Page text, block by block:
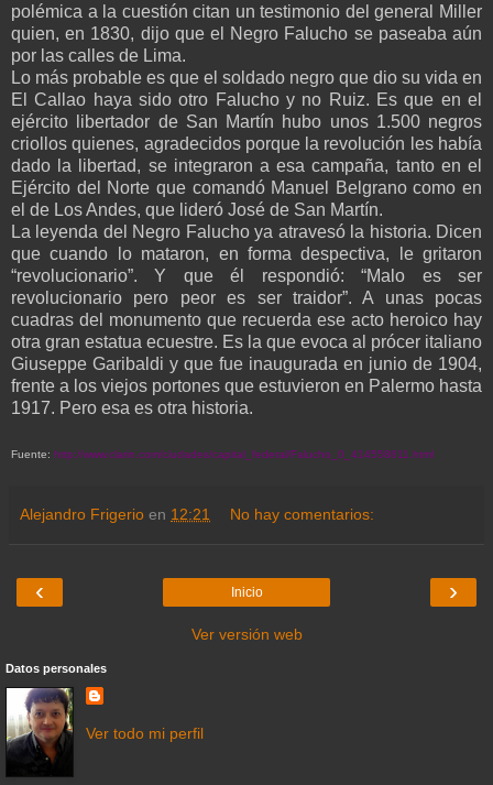
polémica a la cuestión citan un testimonio del general Miller
quien, en 1830, dijo que el Negro Falucho se paseaba aún
por las calles de Lima.
Lo más probable es que el soldado negro que dio su vida en
El Callao haya sido otro Falucho y no Ruiz. Es que en el
ejército libertador de San Martín hubo unos 1.500 negros
criollos quienes, agradecidos porque la revolución les había
dado la libertad, se integraron a esa campaña, tanto en el
Ejército del Norte que comandó Manuel Belgrano como en
el de Los Andes, que lideró José de San Martín.
La leyenda del Negro Falucho ya atravesó la historia. Dicen
que cuando lo mataron, en forma despectiva, le gritaron
“revolucionario”. Y que él respondió: “Malo es ser
revolucionario pero peor es ser traidor”. A unas pocas
cuadras del monumento que recuerda ese acto heroico hay
otra gran estatua ecuestre. Es la que evoca al prócer italiano
Giuseppe Garibaldi y que fue inaugurada en junio de 1904,
frente a los viejos portones que estuvieron en Palermo hasta
1917. Pero esa es otra historia.
Fuente: http://www.clarin.com/ciudades/capital_federal/Falucho_0_414558611.html
Alejandro Frigerio en 12:21 No hay comentarios:
‹ ›
Inicio
Ver versión web
Datos personales
Ver todo mi perfil